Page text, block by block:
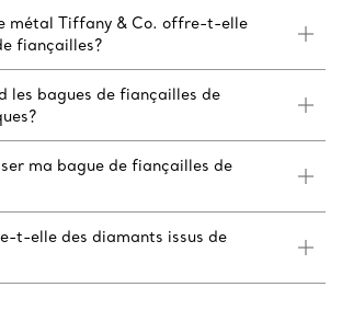
métal Tiffany & Co. offre-t-elle
fiançailles?
les bagues de fiançailles de
ma bague de fiançailles de
t-elle des diamants issus de